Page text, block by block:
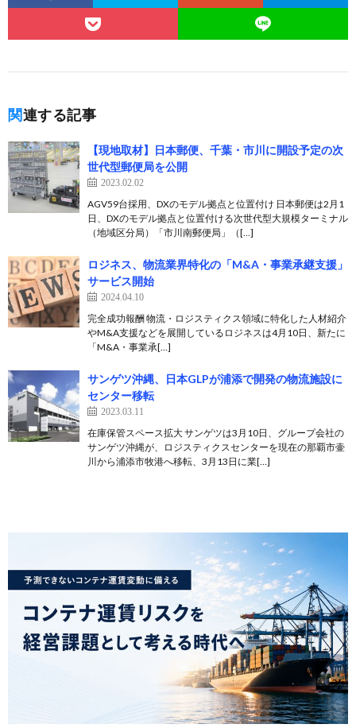
関連する記事
【現地取材】日本郵便、千葉・市川に開設予定の次
世代型郵便局を公開
2023.02.02
AGV59台採用、DXのモデル拠点と位置付け 日本郵便は2月1
日、DXのモデル拠点と位置付ける次世代型大規模ターミナル
（地域区分局）「市川南郵便局」（[…]
ロジネス、物流業界特化の「M&A・事業承継支援」
サービス開始
2024.04.10
完全成功報酬 物流・ロジスティクス領域に特化した⼈材紹介
やM&A支援などを展開しているロジネスは4月10日、新たに
「M&A・事業承[…]
サンゲツ沖縄、日本GLPが浦添で開発の物流施設に
センター移転
2023.03.11
在庫保管スペース拡大 サンゲツは3月10日、グループ会社の
サンゲツ沖縄が、ロジスティクスセンターを現在の那覇市壷
川から浦添市牧港へ移転、3月13日に業[…]